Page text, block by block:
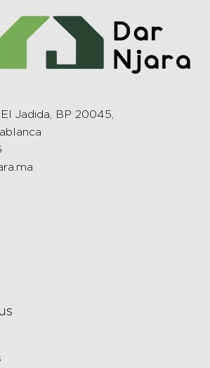
Jadida, BP 20045,